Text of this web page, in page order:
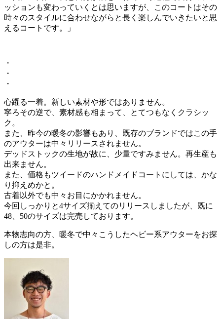
ッションも変わっていくとは思いますが、このコートはその
時々のスタイルに合わせながらと長く楽しんでいきたいと思
えるコートです。」
・
・
・
心躍る一着。新しい素材や形ではありません。
寧ろその逆で、素材感も相まって、とてつもなくクラシッ
ク。
また、昨今の暖冬の影響もあり、既存のブランドではこの手
のアウターは中々リリースされません。
デッドストックの生地が故に、少量ですみません。再生産も
出来ません。
また、価格もツイードのハンドメイドコートにしては、かな
り抑えめかと。
古着以外でも中々お目にかかれません。
今回しっかりと4サイズ揃えてのリリースしましたが、既に
48、50のサイズは完売しております。
本物志向の方、暖冬で中々こうしたヘビー系アウターをお探
しの方は是非。